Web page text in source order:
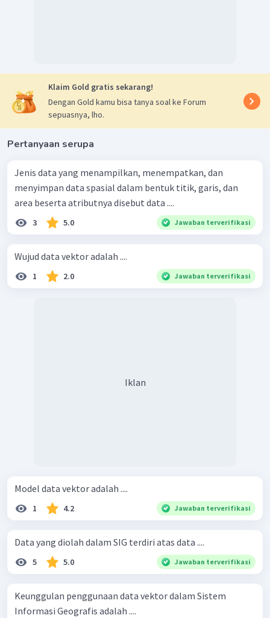
Klaim Gold gratis sekarang!
Dengan Gold kamu bisa tanya soal ke Forum
sepuasnya, lho.
Pertanyaan serupa
Jenis data yang menampilkan, menempatkan, dan
menyimpan data spasial dalam bentuk titik, garis, dan
area beserta atributnya disebut data ....
3 5.0 Jawaban terverifikasi
Wujud data vektor adalah ....
1 2.0 Jawaban terverifikasi
Iklan
Model data vektor adalah ....
1 4.2 Jawaban terverifikasi
Data yang diolah dalam SIG terdiri atas data ....
5 5.0 Jawaban terverifikasi
Keunggulan penggunaan data vektor dalam Sistem
Informasi Geografis adalah ....